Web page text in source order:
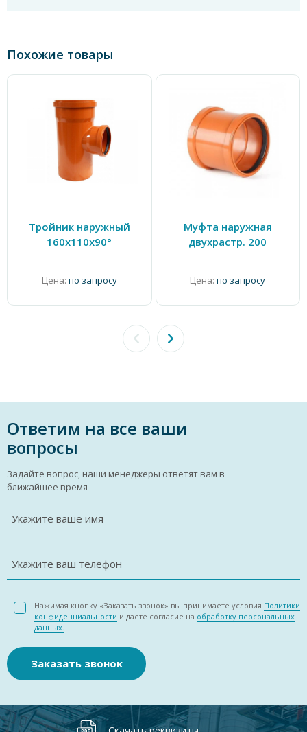
Похожие товары
Тройник наружный
160х110х90°
Цена: по запросу
Муфта наружная
двухрастр. 200
Цена: по запросу
Ответим на все ваши
вопросы
Задайте вопрос, наши менеджеры ответят вам в
ближайшее время
Укажите ваше имя
Укажите ваш телефон
Нажимая кнопку «Заказать звонок» вы принимаете условия Политики
конфиденциальности и даете согласие на обработку персональных
данных.
Заказать звонок